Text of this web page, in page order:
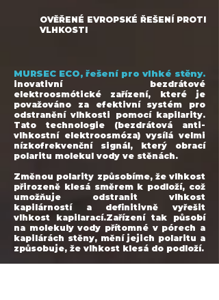
OVĚŘENÉ EVROPSKÉ ŘEŠENÍ PROTI
VLHKOSTI
MURSEC ECO, řešení pro vlhké stěny.
inovativní bezdrátové
elektroosmótické zařízení, které je
považováno za efektivní systém pro
odstranění vlhkosti pomocí kapilarity.
Tato technologie (bezdrátová anti-
vlhkostní elektroosmóza) vysílá velmi
nízkofrekvenční signál, který obrací
polaritu molekul vody ve stěnách.
Změnou polarity způsobíme, že vlhkost
přirozeně klesá směrem k podloží, což
umožňuje odstranit vlhkost
kapilárností a definitivně vyřešit
vlhkost kapilarací.Zařízení tak působí
na molekuly vody přítomné v pórech a
kapilárách stěny, mění jejich polaritu a
způsobuje, že vlhkost klesá do podloží.